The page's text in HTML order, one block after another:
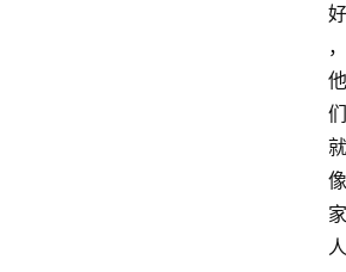
好
，
他
们
就
像
家
人